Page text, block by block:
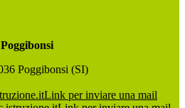
Poggibonsi (SI)
Link per inviare una mail